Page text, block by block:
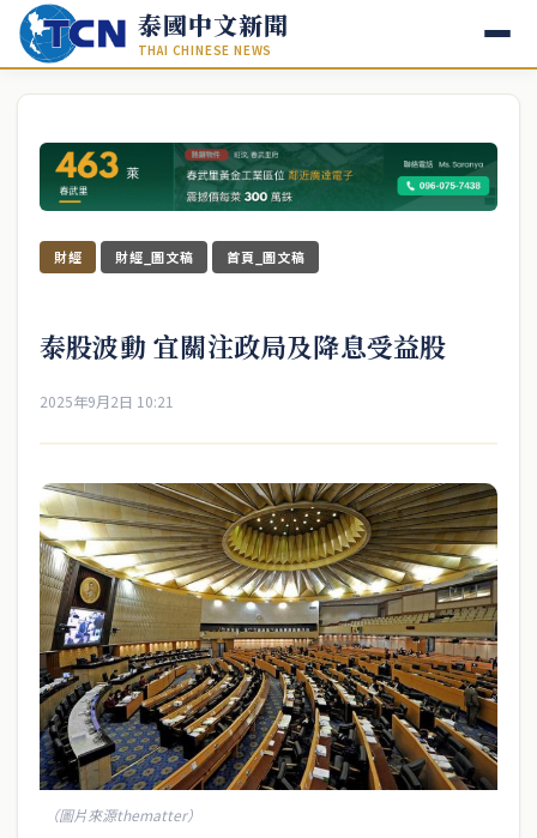
泰國中文新聞
THAI CHINESE NEWS
財經 財經_圖文稿 首頁_圖文稿
泰股波動 宜關注政局及降息受益股
2025年9月2日 10:21
（圖片來源thematter）